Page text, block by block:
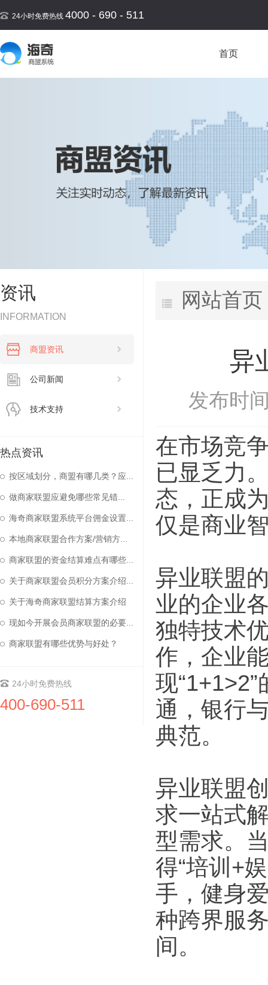
24小时免费热线 4000 - 690 - 511
首页
资讯
INFORMATION
商盟资讯
公司新闻
技术支持
热点资讯
按区域划分，商盟有哪几类？应...
做商家联盟应避免哪些常见错...
海奇商家联盟系统平台佣金设置...
本地商家联盟合作方案/营销方...
商家联盟的资金结算难点有哪些...
关于商家联盟会员积分方案介绍...
关于海奇商家联盟结算方案介绍
现如今开展会员商家联盟的必要...
商家联盟有哪些优势与好处？
24小时免费热线
400-690-511
网站首页
异
发布时
在市场竞
已显乏力
态，正成
仅是商业
异业联盟
业的企业
独特技术
作，企业
现
通，银行
典范。
异业联盟
求一站式
型需求。
得“培训+
手，健身
种跨界服
间。